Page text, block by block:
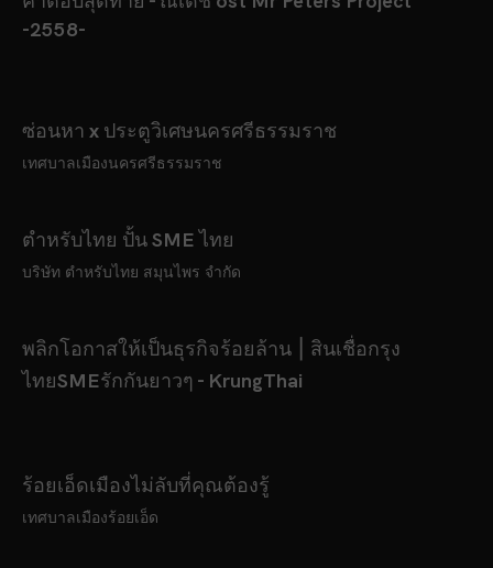
-2558-
ซ่อนหา x ประตูวิเศษนครศรีธรรมราช
เทศบาลเมืองนครศรีธรรมราช
ตำหรับไทย ปั้น SME ไทย
บริษัท ตำหรับไทย สมุนไพร จำกัด
พลิกโอกาสให้เป็นธุรกิจร้อยล้าน ⎮ สินเชื่อกรุง
ไทยSMEรักกันยาวๆ - KrungThai
ร้อยเอ็ดเมืองไม่ลับที่คุณต้องรู้
เทศบาลเมืองร้อยเอ็ด